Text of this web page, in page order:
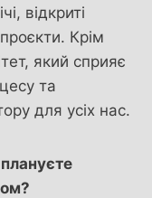
відкриті
Крім
який сприяє
та
для усіх нас.
плануєте